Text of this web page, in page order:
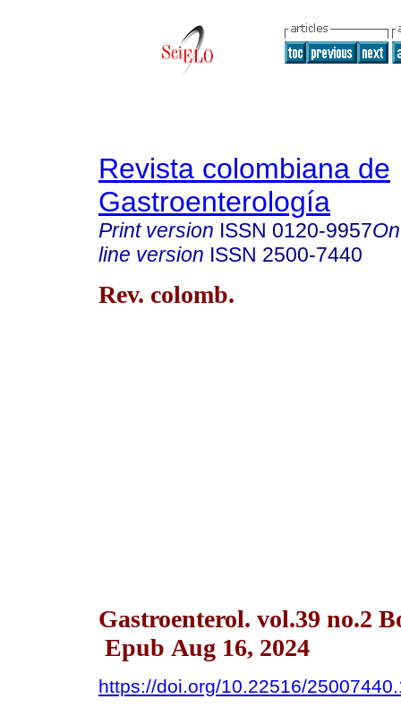
Revista colombiana de
Gastroenterología
Print version ISSN 0120-9957
line version ISSN 2500-7440
Rev. colomb.
Gastroenterol. vol.39 no.2
Epub Aug 16, 2024
https://doi.org/10.22516/